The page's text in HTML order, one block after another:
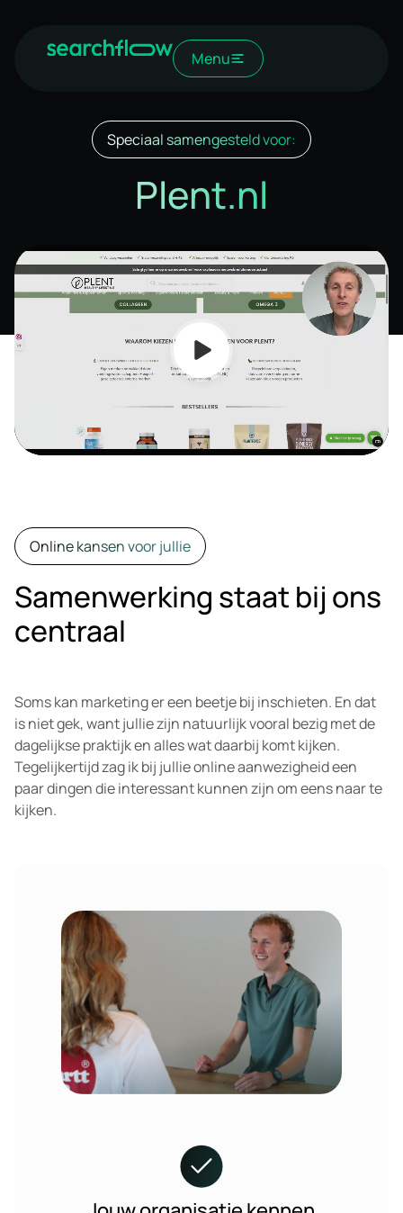
Menu
Speciaal samengesteld voor:
Plent.nl
Online kansen voor jullie
Samenwerking staat bij ons
centraal
Soms kan marketing er een beetje bij inschieten. En dat
is niet gek, want jullie zijn natuurlijk vooral bezig met de
dagelijkse praktijk en alles wat daarbij komt kijken.
Tegelijkertijd zag ik bij jullie online aanwezigheid een
paar dingen die interessant kunnen zijn om eens naar te
kijken.